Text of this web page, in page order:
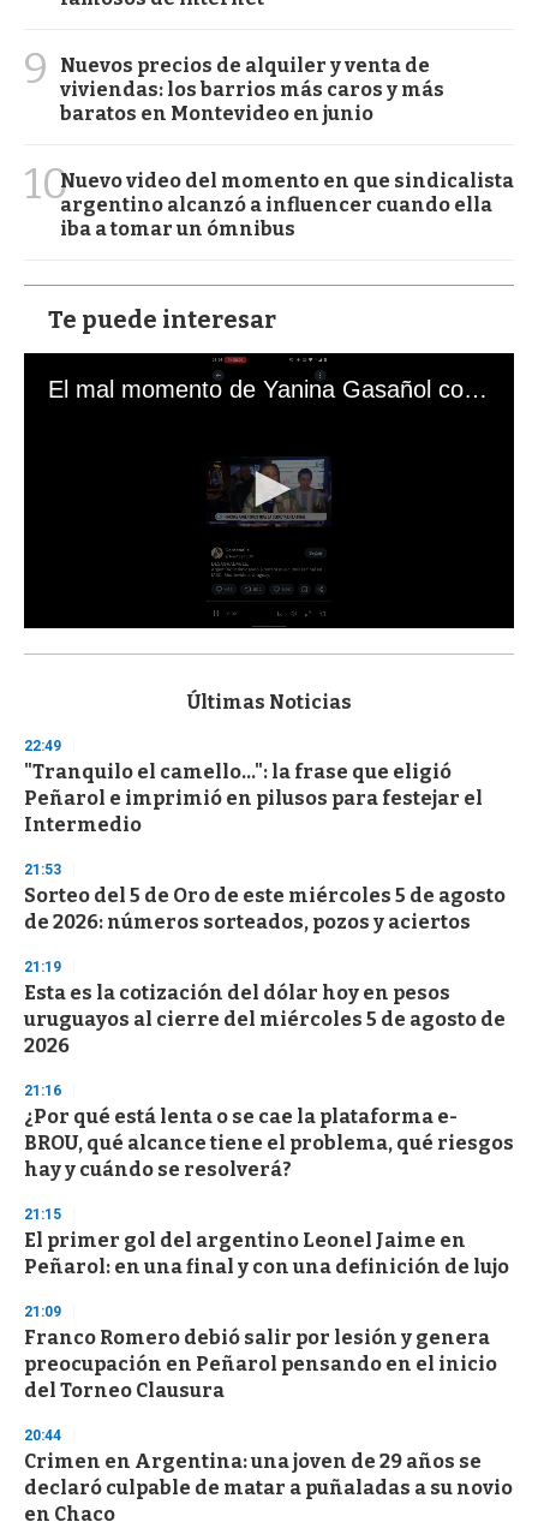
9
Nuevos precios de alquiler y venta de
viviendas: los barrios más caros y más
baratos en Montevideo en junio
10Nuevo video del momento en que sindicalista
argentino alcanzó a influencer cuando ella
iba a tomar un ómnibus
Te puede interesar
El mal momento de Yanina Gasañol con un hincha argentino en "Subrayado"
s
d
s
o
f
3
s
e
c
o
d
s
Últimas Noticias
22:49
"Tranquilo el camello...": la frase que eligió
Peñarol e imprimió en pilusos para festejar el
Intermedio
21:53
Sorteo del 5 de Oro de este miércoles 5 de agosto
de 2026: números sorteados, pozos y aciertos
21:19
Esta es la cotización del dólar hoy en pesos
uruguayos al cierre del miércoles 5 de agosto de
2026
21:16
¿Por qué está lenta o se cae la plataforma e-
BROU, qué alcance tiene el problema, qué riesgos
hay y cuándo se resolverá?
21:15
El primer gol del argentino Leonel Jaime en
Peñarol: en una final y con una definición de lujo
21:09
Franco Romero debió salir por lesión y genera
preocupación en Peñarol pensando en el inicio
del Torneo Clausura
20:44
Crimen en Argentina: una joven de 29 años se
declaró culpable de matar a puñaladas a su novio
en Chaco